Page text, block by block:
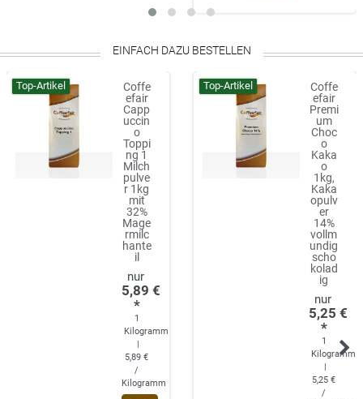
EINFACH DAZU BESTELLEN
Top-Artikel
Coffe
efair
Capp
uccin
o
Toppi
ng 1
Milch
pulve
r 1kg
mit
32%
Mage
rmilc
hante
il
5,89 €
*
1
Kilogramm
|
5,89 €
/
Kilogramm
Top-Artikel
Coffe
efair
Premi
um
Choc
o
Kaka
o
1kg,
Kaka
opulv
er
14%
vollm
undig
scho
kolad
ig
5,25 €
*
1
Kilogramm
|
5,25 €
/